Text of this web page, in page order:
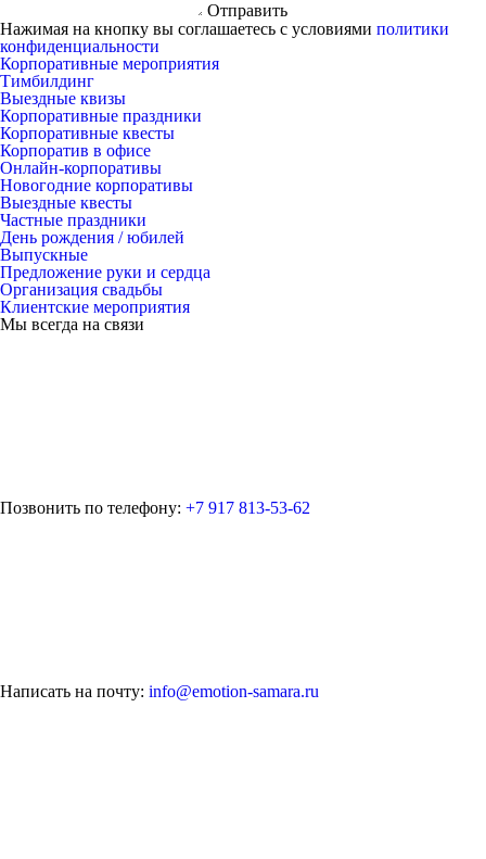
Отправить
Нажимая на кнопку вы соглашаетесь с условиями политики
конфиденциальности
Корпоративные мероприятия
Тимбилдинг
Выездные квизы
Корпоративные праздники
Корпоративные квесты
Корпоратив в офисе
Онлайн-корпоративы
Новогодние корпоративы
Выездные квесты
Частные праздники
День рождения / юбилей
Выпускные
Предложение руки и сердца
Организация свадьбы
Клиентские мероприятия
Мы всегда на связи
Позвонить по телефону: +7 917 813-53-62
Написать на почту: info@emotion-samara.ru